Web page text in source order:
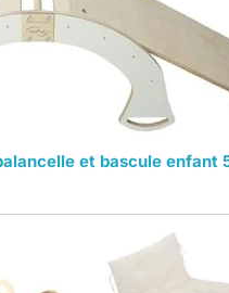
et bascule enfant